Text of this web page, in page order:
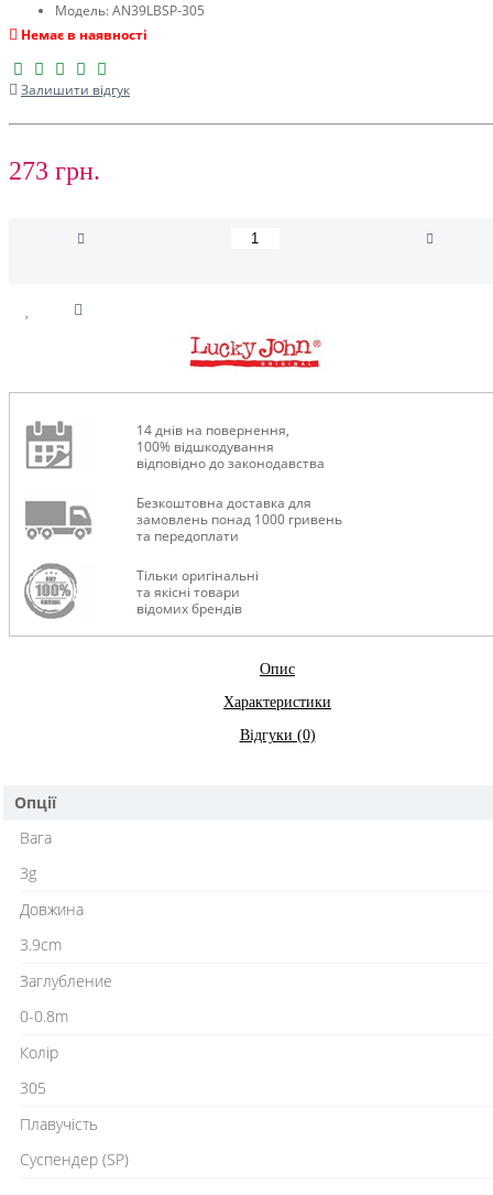
Модель:AN39LBSP-305
Немає в наявності
Залишити відгук
273 грн.
14 днів на повернення,
100% відшкодування
відповідно до законодавства
Безкоштовна доставка для
замовлень понад 1000 гривень
та передоплати
Тільки оригінальні
та якісні товари
відомих брендів
Опис
Характеристики
Відгуки (0)
Опції
Вага
3g
Довжина
3.9cm
Заглубление
0-0.8m
Колір
305
Плавучість
Cуспендер (SP)